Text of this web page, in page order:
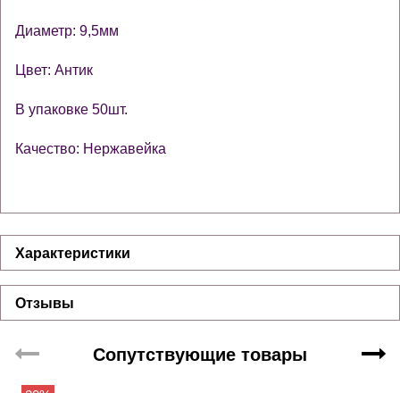
Диаметр: 9,5мм
Цвет: Антик
В упаковке 50шт.
Качество: Нержавейка
Характеристики
Отзывы
Сопутствующие товары